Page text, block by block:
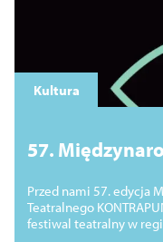
Kultura
57.
punkt
Przed nami 57. edycja
Teatralnego
festiwal teatralny w